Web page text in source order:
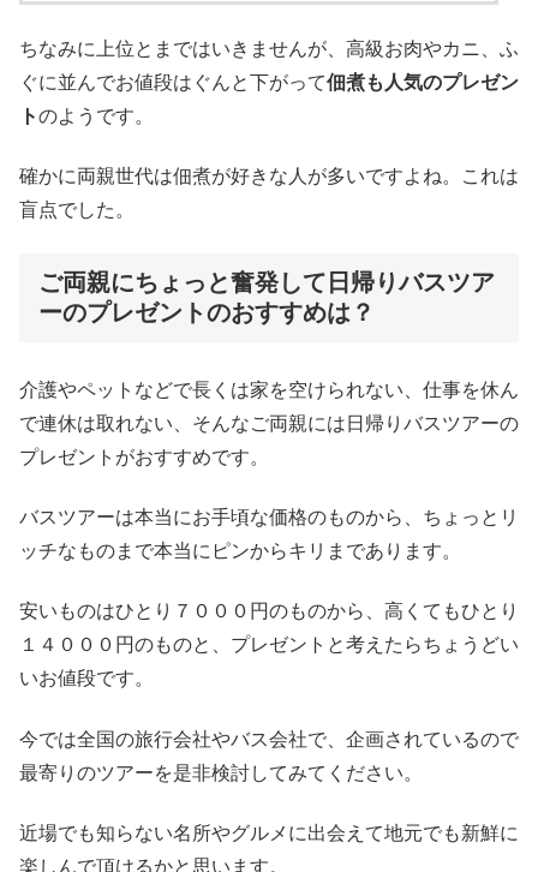
ちなみに上位とまではいきませんが、高級お肉やカニ、ふ
ぐに並んでお値段はぐんと下がって佃煮も人気のプレゼン
トのようです。
確かに両親世代は佃煮が好きな人が多いですよね。これは
盲点でした。
ご両親にちょっと奮発して日帰りバスツア
ーのプレゼントのおすすめは？
介護やペットなどで長くは家を空けられない、仕事を休ん
で連休は取れない、そんなご両親には日帰りバスツアーの
プレゼントがおすすめです。
バスツアーは本当にお手頃な価格のものから、ちょっとリ
ッチなものまで本当にピンからキリまであります。
安いものはひとり７０００円のものから、高くてもひとり
１４０００円のものと、プレゼントと考えたらちょうどい
いお値段です。
今では全国の旅行会社やバス会社で、企画されているので
最寄りのツアーを是非検討してみてください。
近場でも知らない名所やグルメに出会えて地元でも新鮮に
楽しんで頂けるかと思います。